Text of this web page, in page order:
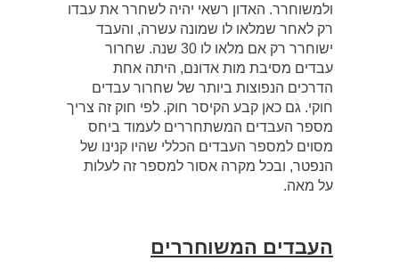
ולמשוחרר. האדון רשאי יהיה לשחרר את עבדו
רק לאחר שמלאו לו שמונה עשרה, והעבד
ישוחרר רק אם מלאו לו 30 שנה. שחרור
עבדים מסיבת מות אדונם, היתה אחת
הדרכים הנפוצות ביותר של שחרור עבדים
חוקי. גם כאן קבע הקיסר חוק. לפי חוק זה צריך
מספר העבדים המשתחררים לעמוד ביחס
מסוים למספר העבדים הכללי שהיו קנינו של
הנפטר, ובכל מקרה אסור למספר זה לעלות
על מאה.
העבדים המשוחררים